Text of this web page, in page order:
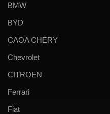
BMW
BYD
CAOA CHERY
Chevrolet
CITROEN
Ferrari
Fiat